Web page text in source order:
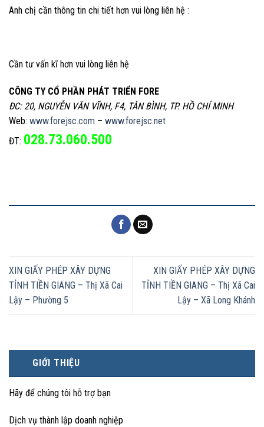
GIỚI THIỆU
Hãy để chúng tôi hỗ trợ bạn
Dịch vụ thành lập doanh nghiệp
Anh chị cần thông tin chi tiết hơn vui lòng liên hệ :
Cần tư vấn kĩ hơn vui lòng liên hệ
CÔNG TY CỔ PHẦN PHÁT TRIỂN FORE
ĐC: 20, NGUYỄN VĂN VĨNH, F4, TÂN BÌNH, TP. HỒ CHÍ MINH
Web: www.forejsc.com – www.forejsc.net
ĐT: 028.73.060.500
XIN GIẤY PHÉP XÂY DỰNG
TỈNH TIỀN GIANG – Thị Xã Cai
Lậy – Phường 5
XIN GIẤY PHÉP XÂY DỰNG
TỈNH TIỀN GIANG – Thị Xã Cai
Lậy – Xã Long Khánh